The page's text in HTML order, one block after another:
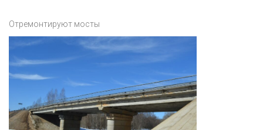
Отремонтируют мосты